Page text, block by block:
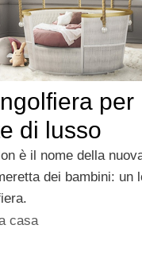
per
di lusso
è il nome della
dei bambini: un
casa